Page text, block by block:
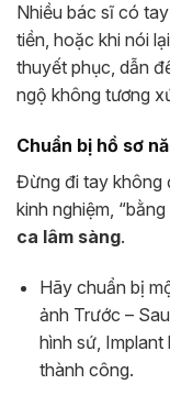
Nhiều bác sĩ có
tiền, hoặc khi nói
thuyết phục, dẫn
ngộ không tương
Chuẩn bị hồ sơ
Đừng đi tay không
kinh nghiệm,
ca lâm sàng.
Hãy chuẩn bị
ảnh Trước –
hình sứ,
thành công.